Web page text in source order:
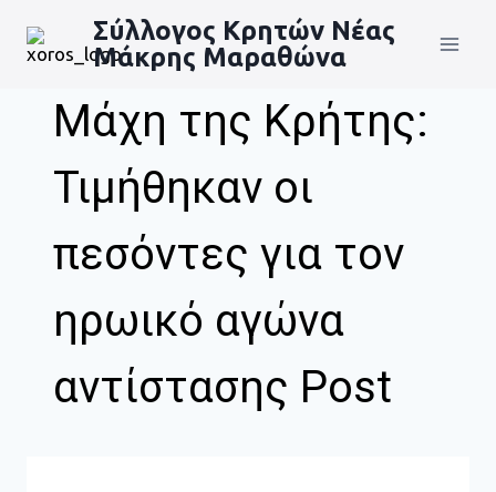
Σύλλογος Κρητών Νέας
Μάκρης Μαραθώνα
Μάχη της Κρήτης:
Τιμήθηκαν οι
πεσόντες για τον
ηρωικό αγώνα
αντίστασης Post